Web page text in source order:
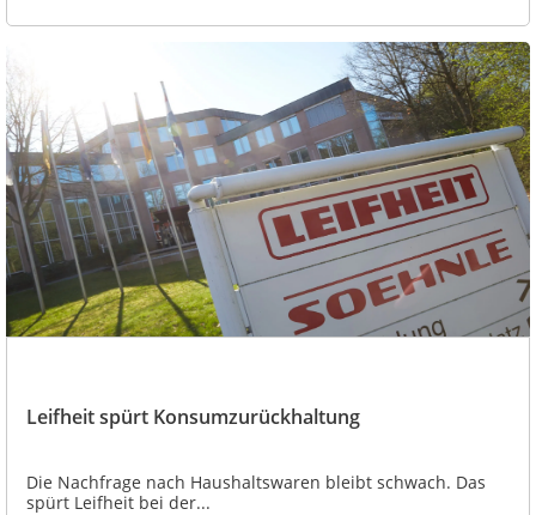
Leifheit spürt Konsumzurückhaltung
Die Nachfrage nach Haushaltswaren bleibt schwach. Das
spürt Leifheit bei der...